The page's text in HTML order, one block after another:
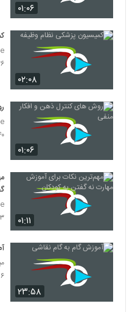
۰۱:۰۶
۰۲:۰۸
۳۶
۰۱:۰۶
۴۰
۰۱:۱۱
۳۳
۲۳:۵۸